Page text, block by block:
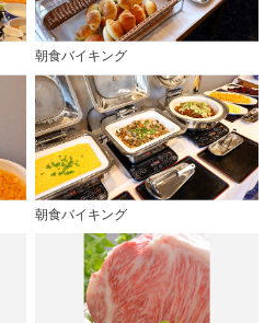
朝食バイキング
朝食バイキング